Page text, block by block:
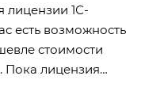
лицензии 1С-
есть возможность
стоимости
Пока лицензия